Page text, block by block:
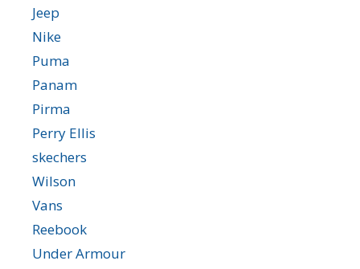
Jeep
Nike
Puma
Panam
Pirma
Perry Ellis
skechers
Wilson
Vans
Reebook
Under Armour